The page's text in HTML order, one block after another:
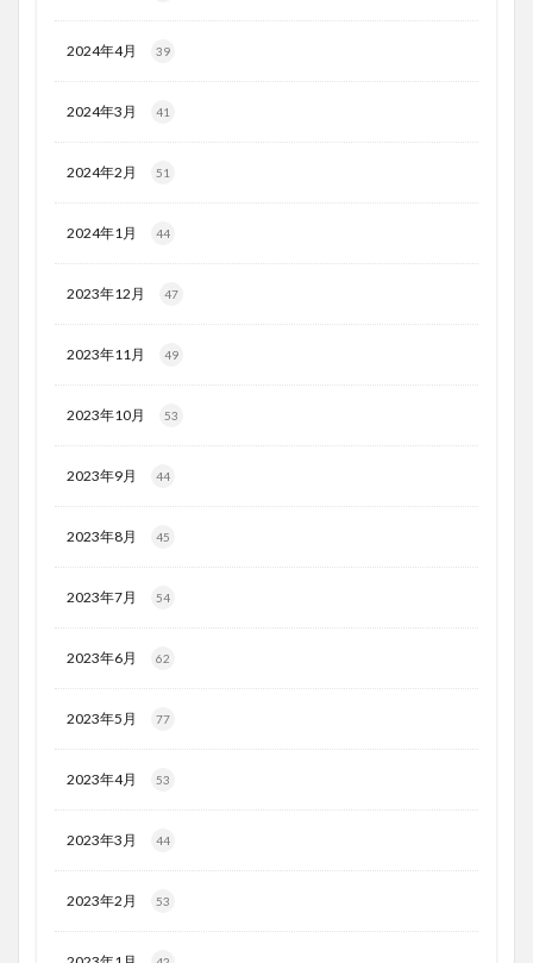
2024年4月 39
2024年3月 41
2024年2月 51
2024年1月 44
2023年12月 47
2023年11月 49
2023年10月 53
2023年9月 44
2023年8月 45
2023年7月 54
2023年6月 62
2023年5月 77
2023年4月 53
2023年3月 44
2023年2月 53